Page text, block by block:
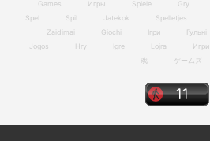
Games
Игры Spiele Gry
Spel
Spil Jatekok Spelletjes
Zaidimai
Giochi Ігри Гульні
Jogos
Hry Igre Lojra Игри
戏
ゲームズ